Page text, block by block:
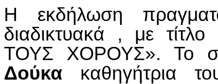
Η εκδήλωση
διαδικτυακά , με
ΤΟΥΣ ΧΟΡΟΥΣ». Το
Δούκα καθηγήτρια